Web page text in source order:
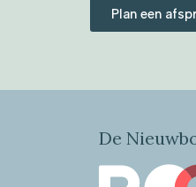
Plan een
De